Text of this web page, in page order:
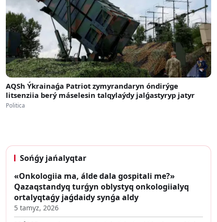
AQSh Ýkrainaǵa Patriot zymyrandaryn óndirýge
litsenziia berý máselesin talqylaýdy jalǵastyryp jatyr
Politica
Sońǵy jańalyqtar
«Onkologiia ma, álde dala gospitali me?»
Qazaqstandyq turǵyn oblystyq onkologiialyq
ortalyqtaǵy jaǵdaidy synǵa aldy
5 tamyz, 2026